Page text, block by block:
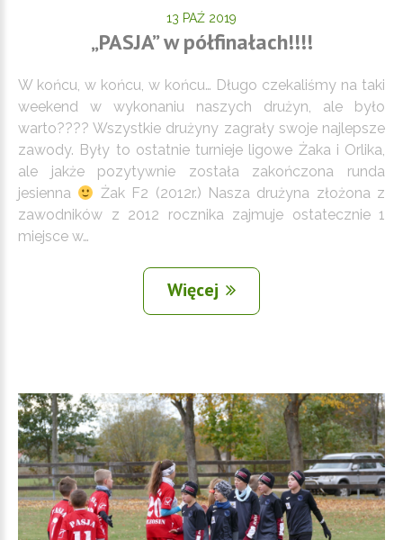
13 PAŹ 2019
„PASJA” w półfinałach!!!!
W końcu, w końcu, w końcu… Długo czekaliśmy na taki
weekend w wykonaniu naszych drużyn, ale było
warto???? Wszystkie drużyny zagrały swoje najlepsze
zawody. Były to ostatnie turnieje ligowe Żaka i Orlika,
ale jakże pozytywnie została zakończona runda
jesienna
Żak F2 (2012r.) Nasza drużyna złożona z
zawodników z 2012 rocznika zajmuje ostatecznie 1
miejsce w…
Więcej